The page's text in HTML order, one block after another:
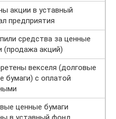
акции в уставный
предприятия
средства за ценные
(продажа акций)
векселя (долговые
бумаги) с оплатой
ценные бумаги